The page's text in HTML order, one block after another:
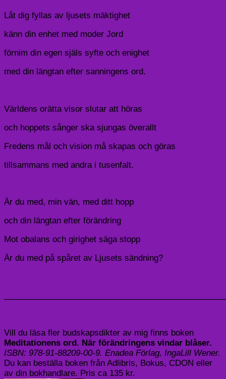
Låt dig fyllas av ljusets mäktighet
känn din enhet med moder Jord
förnim din egen själs syfte och enighet
med din längtan efter sanningens ord.
Världens orätta visor slutar att höras
och hoppets sånger ska sjungas överallt
Fredens mål och vision må skapas och göras
tillsammans med andra i tusenfalt.
Är du med, min vän, med ditt hopp
och din längtan efter förändring
Mot obalans och girighet säga stopp
Är du med på spåret av Ljusets sändning?
Vill du läsa fler budskapsdikter av mig finns boken
Meditationens ord. När förändringens vindar blåser.
ISBN: 978-91-88209-00-9. Enadea Förlag, IngaLill Wener.
Du kan beställa boken från Adlibris, Bokus, CDON eller
av din bokhandlare. Pris ca 135 kr.